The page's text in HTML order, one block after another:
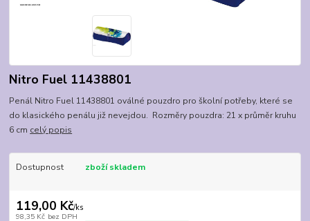
Nitro Fuel 11438801
Penál Nitro Fuel 11438801 oválné pouzdro pro školní potřeby, které se
do klasického penálu již nevejdou. Rozměry pouzdra: 21 x průměr kruhu
6 cm celý popis
Dostupnost zboží skladem
119,00 Kč/ks
98,35 Kč bez DPH